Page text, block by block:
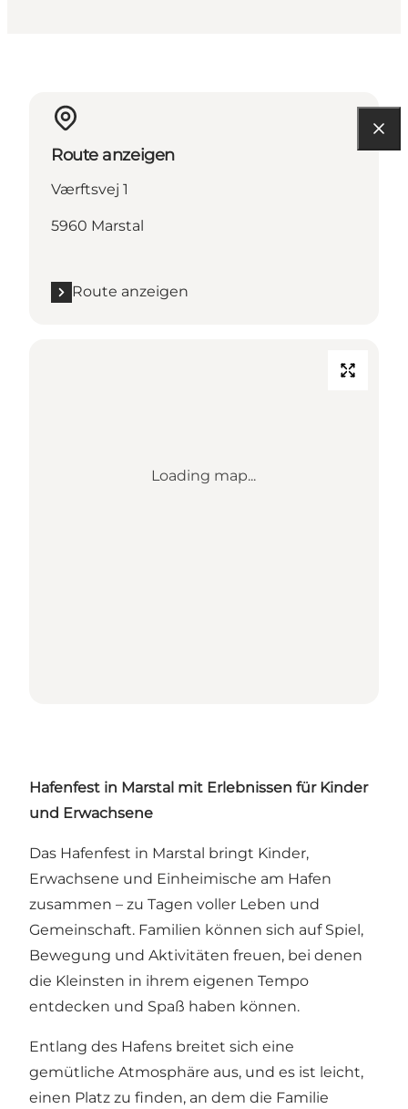
Route anzeigen
Værftsvej 1
5960 Marstal
Route anzeigen
Loading map...
Hafenfest in Marstal mit Erlebnissen für Kinder
und Erwachsene
Das Hafenfest in Marstal bringt Kinder,
Erwachsene und Einheimische am Hafen
zusammen – zu Tagen voller Leben und
Gemeinschaft. Familien können sich auf Spiel,
Bewegung und Aktivitäten freuen, bei denen
die Kleinsten in ihrem eigenen Tempo
entdecken und Spaß haben können.
Entlang des Hafens breitet sich eine
gemütliche Atmosphäre aus, und es ist leicht,
einen Platz zu finden, an dem die Familie